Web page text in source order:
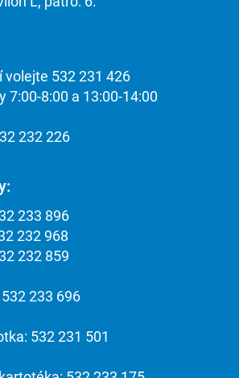
volejte 532 231 426
7:00-8:00 a 13:00-14:00
232 226
233 896
232 968
232 859
233 696
532 231 501